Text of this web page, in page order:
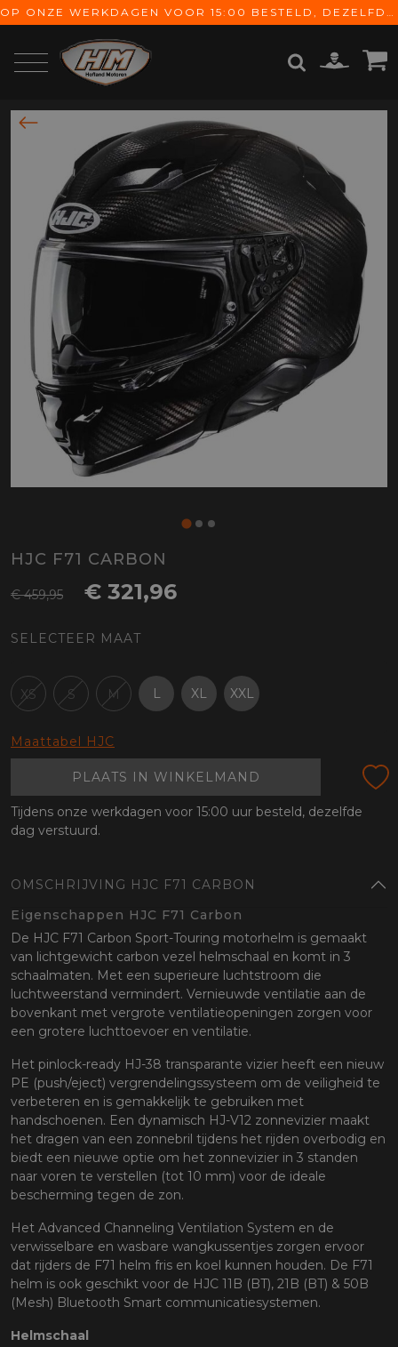
OP ONZE WERKDAGEN VOOR 15:00 BESTELD, DEZELFDE DAG VERZONDEN! GRATIS VERZENDING VANAF € 65,-
HJC F71 CARBON
€ 459,95 € 321,96
SELECTEER MAAT
XS S M L XL XXL
Maattabel HJC
PLAATS IN WINKELMAND
Tijdens onze werkdagen voor 15:00 uur besteld, dezelfde
dag verstuurd.
OMSCHRIJVING HJC F71 CARBON
Eigenschappen HJC F71 Carbon
De HJC F71 Carbon Sport-Touring motorhelm is gemaakt
van lichtgewicht carbon vezel helmschaal en komt in 3
schaalmaten. Met een superieure luchtstroom die
luchtweerstand vermindert. Vernieuwde ventilatie aan de
bovenkant met vergrote ventilatieopeningen zorgen voor
een grotere luchttoevoer en ventilatie.
Het pinlock-ready HJ-38 transparante vizier heeft een nieuw
PE (push/eject) vergrendelingssysteem om de veiligheid te
verbeteren en is gemakkelijk te gebruiken met
handschoenen. Een dynamisch HJ-V12 zonnevizier maakt
het dragen van een zonnebril tijdens het rijden overbodig en
biedt een nieuwe optie om het zonnevizier in 3 standen
naar voren te verstellen (tot 10 mm) voor de ideale
bescherming tegen de zon.
Het Advanced Channeling Ventilation System en de
verwisselbare en wasbare wangkussentjes zorgen ervoor
dat rijders de F71 helm fris en koel kunnen houden. De F71
helm is ook geschikt voor de HJC 11B (BT), 21B (BT) & 50B
(Mesh) Bluetooth Smart communicatiesystemen.
Helmschaal